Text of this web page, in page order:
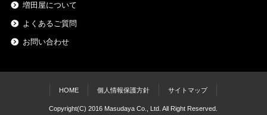
増田屋について
よくあるご質問
お問い合わせ
HOME 個人情報保護方針 サイトマップ
Copyright(C) 2016 Masudaya Co., Ltd. All Right Reserved.